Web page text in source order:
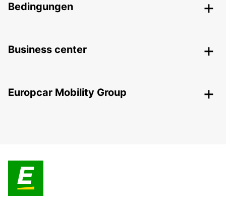
Bedingungen
Business center
Europcar Mobility Group